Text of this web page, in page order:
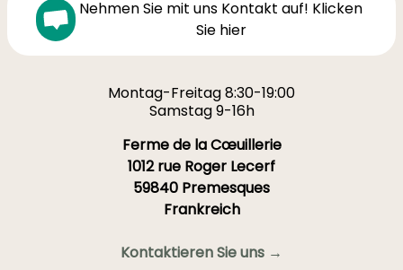
Nehmen Sie mit uns Kontakt auf! Klicken
Sie hier
Montag-Freitag 8:30-19:00
Samstag 9-16h
Ferme de la Cœuillerie
1012 rue Roger Lecerf
59840 Premesques
Frankreich
Kontaktieren Sie uns →